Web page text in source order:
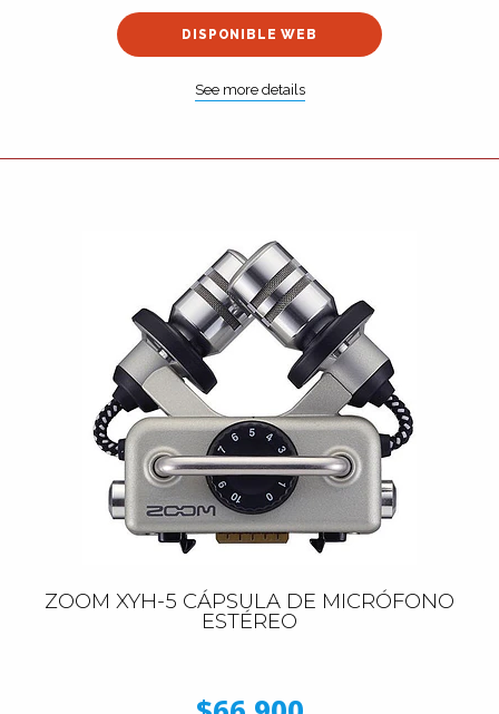
DISPONIBLE WEB
See more details
ZOOM XYH-5 CÁPSULA DE MICRÓFONO
ESTÉREO